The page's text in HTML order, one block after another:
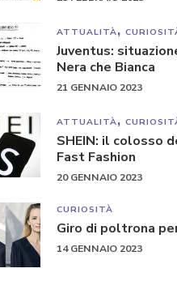
ATTUALITÀ
Juventus:
Nera che Bianca
21 GENNAIO 2023
ATTUALITÀ
SHEIN: il colosso
Fast Fashion
20 GENNAIO 2023
CURIOSITÀ
Giro di poltrona
14 GENNAIO 2023